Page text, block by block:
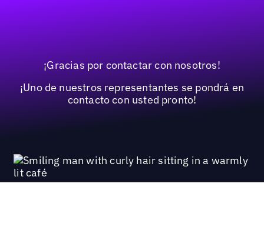
¡Gracias por contactar con nosotros!
¡Uno de nuestros representantes se pondrá en
contacto con usted pronto!